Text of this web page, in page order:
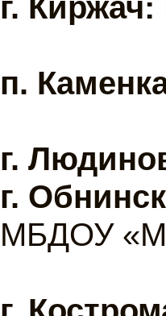
п.
г.
г.
МБДОУ